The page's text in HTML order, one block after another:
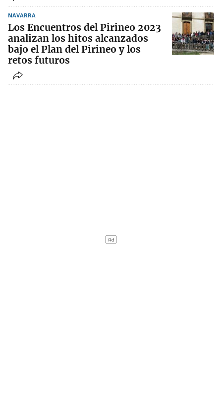
NAVARRA
Los Encuentros del Pirineo 2023
analizan los hitos alcanzados
bajo el Plan del Pirineo y los
retos futuros